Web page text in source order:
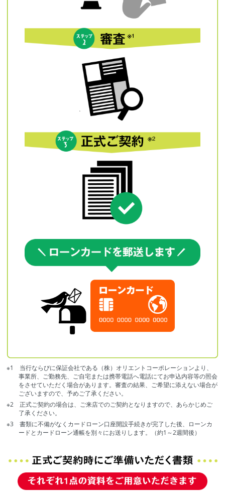
※1 当行ならびに保証会社である（株）オリエントコーポレーションより、
事業所、ご勤務先、ご自宅または携帯電話へ電話にてお申込内容等の照会
をさせていただく場合があります。審査の結果、ご希望に添えない場合が
ございますので、予めご了承ください。
※2 正式ご契約の場合は、ご来店でのご契約となりますので、あらかじめご
了承ください。
※3 書類に不備がなくカードローン口座開設手続きが完了した後、ローンカ
ードとカードローン通帳を別々にお送りします。（約1～2週間後）